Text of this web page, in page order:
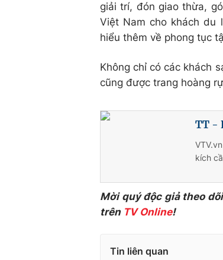
giải trí, đón giao thừa,
Việt Nam cho khách du
hiểu thêm về phong tục
Không chỉ có các khách
cũng được trang hoàng
TT -
kích
Mời quý độc giả theo
trên TV Online!
Tin liên quan